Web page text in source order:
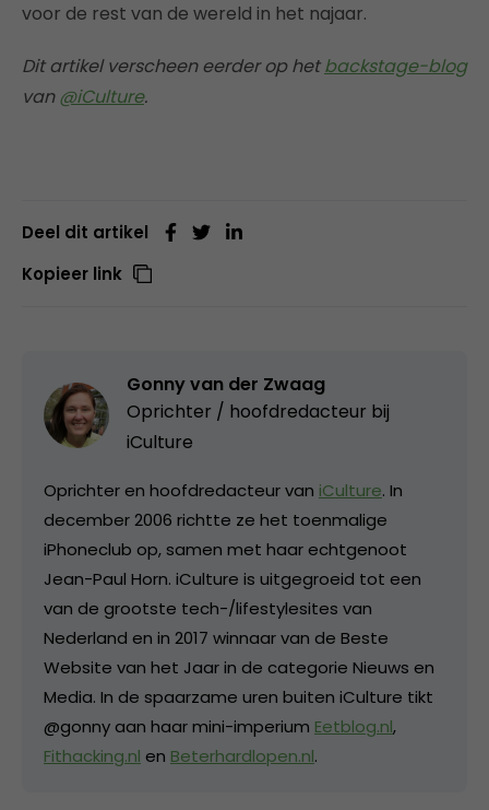
voor de rest van de wereld in het najaar.
Dit artikel verscheen eerder op hetbackstage-blog
van@iCulture.
Deel dit artikel
Kopieer link
Gonny van der Zwaag
Oprichter / hoofdredacteur bij
iCulture
Oprichter en hoofdredacteur van iCulture. In
december 2006 richtte ze het toenmalige
iPhoneclub op, samen met haar echtgenoot
Jean-Paul Horn. iCulture is uitgegroeid tot een
van de grootste tech-/lifestylesites van
Nederland en in 2017 winnaar van de Beste
Website van het Jaar in de categorie Nieuws en
Media. In de spaarzame uren buiten iCulture tikt
@gonny aan haar mini-imperium Eetblog.nl,
Fithacking.nl en Beterhardlopen.nl.